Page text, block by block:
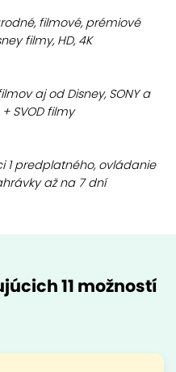
filmové, prémiové
filmy, HD, 4K
aj od Disney, SONY a
SVOD filmy
1 predplatného, ovládanie
až na 7 dní
11 možností